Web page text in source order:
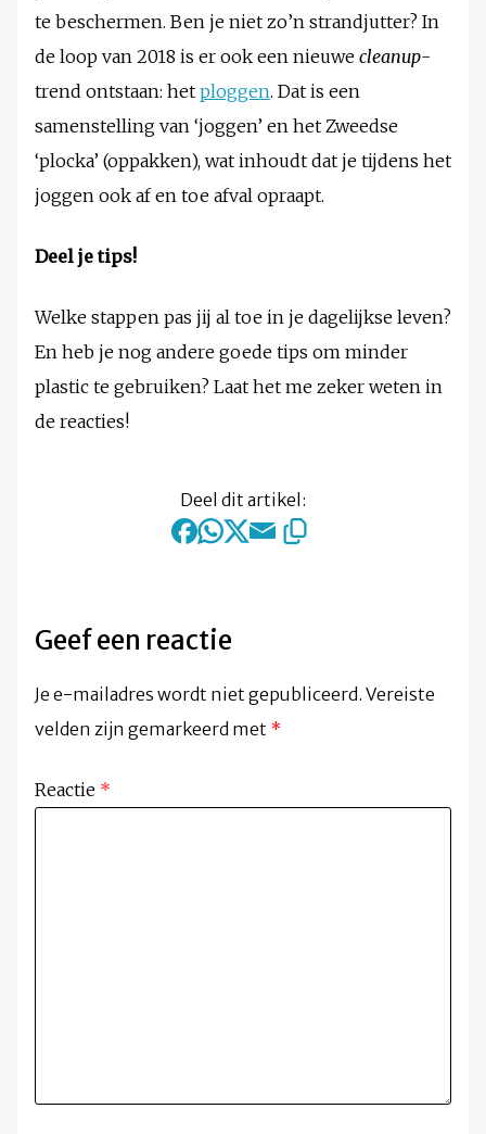
te beschermen. Ben je niet zo’n strandjutter? In
de loop van 2018 is er ook een nieuwe cleanup-
trend ontstaan: het ploggen. Dat is een
samenstelling van ‘joggen’ en het Zweedse
‘plocka’ (oppakken), wat inhoudt dat je tijdens het
joggen ook af en toe afval opraapt.
Deel je tips!
Welke stappen pas jij al toe in je dagelijkse leven?
En heb je nog andere goede tips om minder
plastic te gebruiken? Laat het me zeker weten in
de reacties!
Deel dit artikel:
Geef een reactie
Je e-mailadres wordt niet gepubliceerd. Vereiste
velden zijn gemarkeerd met *
Reactie *